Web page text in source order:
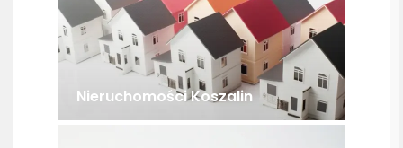
Nieruchomości Koszalin